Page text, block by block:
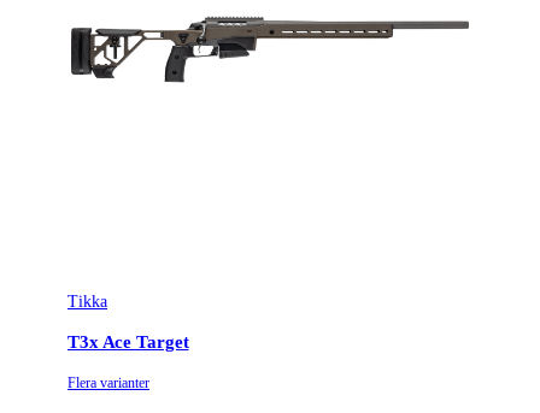
Tikka
T3x Ace Target
Flera varianter